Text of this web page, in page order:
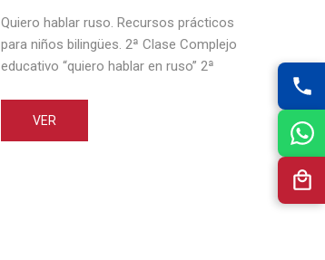
Quiero hablar ruso. Recursos prácticos
para niños bilingües. 2ª Clase Complejo
educativo “quiero hablar en ruso” 2ª
VER